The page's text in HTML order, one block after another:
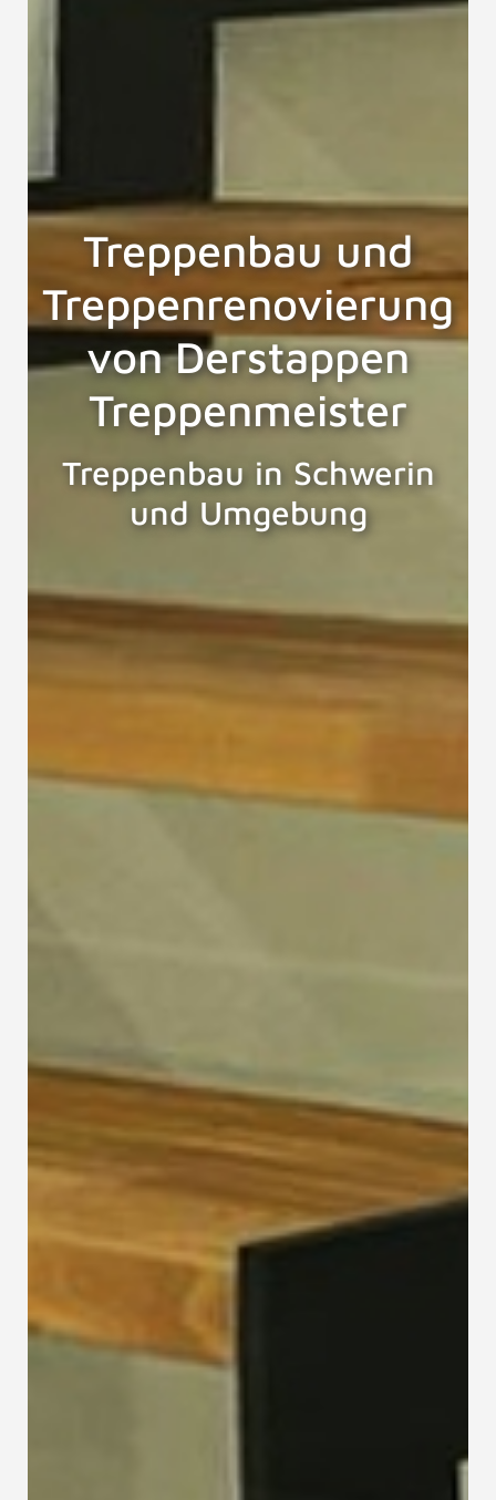
Treppenbau und
Treppenrenovierung
von Derstappen
Treppenmeister
Treppenbau in Schwerin
und Umgebung